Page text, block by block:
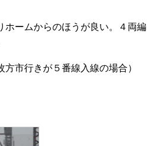
ホームからのほうが良い。４両編
市行きが５番線入線の場合）